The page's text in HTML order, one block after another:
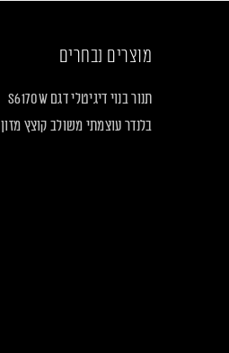
מוצרים נבחרים
תנור בנוי דיגיטלי דגם S6170W
בלנדר עוצמתי משולב קוצץ מזון BLF2160